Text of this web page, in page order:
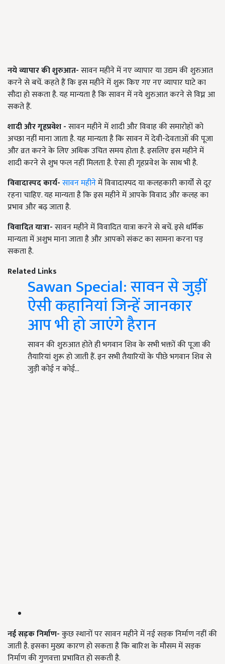
नये व्यापार की शुरुआत-सावन महीने में नए व्यापार या उद्यम की शुरुआत
करने से बचें. कहते हैं कि इस महीने में शुरू किए गए नए व्यापार घाटे का
सौदा हो सकता है. यह मान्यता है कि सावन में नये शुरुआत करने से विघ्न आ
सकते हैं.
शादी और गृहप्रवेश-सावन महीने में शादी और विवाह की समारोहों को
अच्छा नहीं माना जाता है. यह मान्यता है कि सावन में देवी-देवताओं की पूजा
और व्रत करने के लिए अधिक उचित समय होता है. इसलिए इस महीने में
शादी करने से शुभ फल नहीं मिलता है. ऐसा ही गृहप्रवेश के साथ भी है.
विवादास्पद कार्य-सावन महीनेमें विवादास्पद या कलहकारी कार्यों से दूर
रहना चाहिए. यह मान्यता है कि इस महीने में आपके विवाद और कलह का
प्रभाव और बढ़ जाता है.
विवादित यात्रा-सावन महीने में विवादित यात्रा करने से बचें. इसे धर्मिक
मान्यता में अशुभ माना जाता हैऔर आपको संकट का सामना करना पड़
सकता है.
Related Links
Sawan Special: सावन से जुड़ीं
ऐसी कहानियां जिन्हें जानकार
आप भी हो जाएंगे हैरान
सावन की शुरुआत होते ही भगवान शिव के सभी भक्तों की पूजा की
तैयारियां शुरू हो जाती हैं. इन सभी तैयारियों के पीछे भगवान शिव से
जुड़ी कोई न कोई…
नई सड़क निर्माण-कुछ स्थानों परसावन महीने में नई सड़क निर्माण नहीं की
जाती है. इसका मुख्य कारण हो सकता है कि बारिश के मौसम में सड़क
निर्माण की गुणवत्ता प्रभावित हो सकती है.